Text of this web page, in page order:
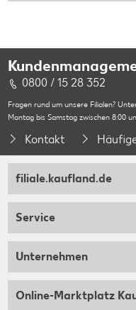
0800 / 15 28 352
Fragen rund um unsere Filialen?
Montag bis Samstag zwischen 8:00
Kontakt
filiale.kaufland.de
Service
Unternehmen
Online-Marktplatz